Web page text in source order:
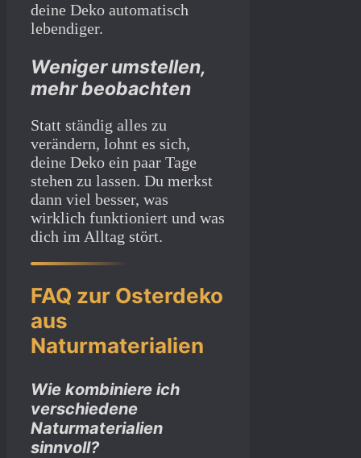
deine Deko automatisch
lebendiger.
Weniger umstellen,
mehr beobachten
Statt ständig alles zu
verändern, lohnt es sich,
deine Deko ein paar Tage
stehen zu lassen. Du merkst
dann viel besser, was
wirklich funktioniert und was
dich im Alltag stört.
FAQ zur Osterdeko
aus
Naturmaterialien
Wie kombiniere ich
verschiedene
Naturmaterialien
sinnvoll?